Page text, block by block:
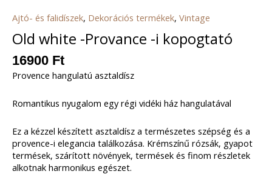
Ajtó- és falidíszek, Dekorációs termékek, Vintage
Old white -Provance -i kopogtató
16900 Ft
Provence hangulatú asztaldísz
Romantikus nyugalom egy régi vidéki ház hangulatával
Ez a kézzel készített asztaldísz a természetes szépség és a
provence-i elegancia találkozása. Krémszínű rózsák, gyapot
termések, szárított növények, termések és finom részletek
alkotnak harmonikus egészet.